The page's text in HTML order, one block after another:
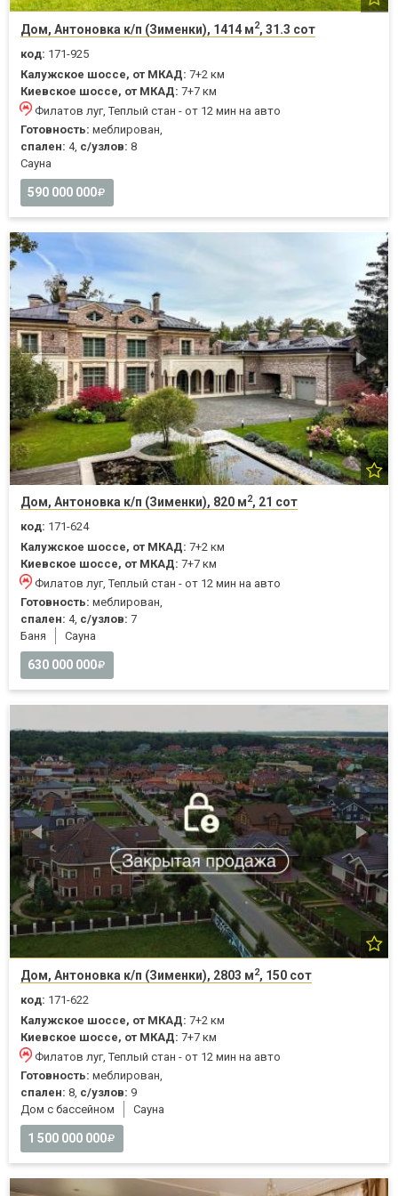
Дом, Антоновка к/п (Зименки), 1414 м2, 31.3 сот
код: 171-925
Калужское шоссе, от МКАД: 7+2 км
Киевское шоссе, от МКАД: 7+7 км
Филатов луг, Теплый стан - от 12 мин на авто
Готовность: меблирован,
спален: 4, с/узлов: 8
Cауна
590 000 000
Дом, Антоновка к/п (Зименки), 820 м2, 21 сот
код: 171-624
Калужское шоссе, от МКАД: 7+2 км
Киевское шоссе, от МКАД: 7+7 км
Филатов луг, Теплый стан - от 12 мин на авто
Готовность: меблирован,
спален: 4, с/узлов: 7
Баня
Cауна
630 000 000
Дом, Антоновка к/п (Зименки), 2803 м2, 150 сот
код: 171-622
Калужское шоссе, от МКАД: 7+2 км
Киевское шоссе, от МКАД: 7+7 км
Филатов луг, Теплый стан - от 12 мин на авто
Готовность: меблирован,
спален: 8, с/узлов: 9
Дом с бассейном
Cауна
1 500 000 000